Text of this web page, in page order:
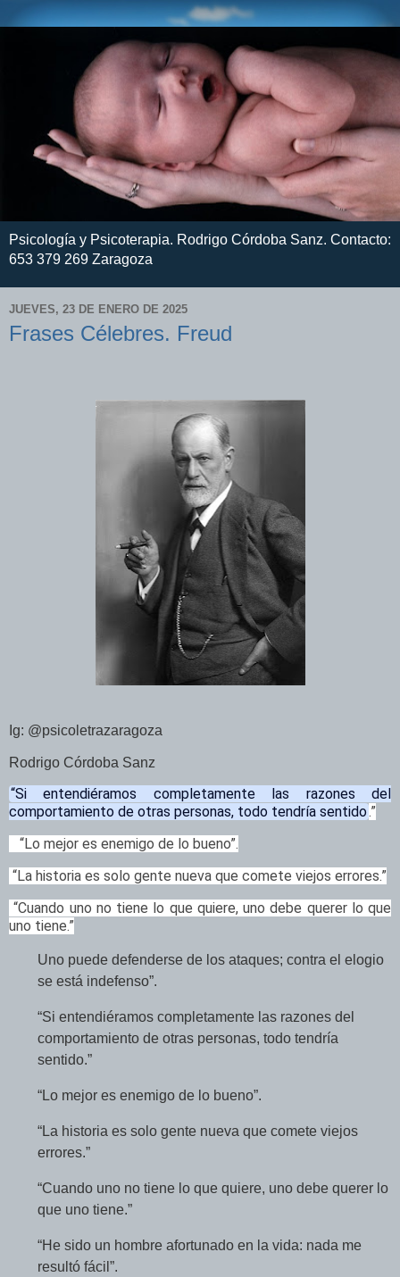
Psicología y Psicoterapia. Rodrigo Córdoba Sanz. Contacto:
653 379 269 Zaragoza
JUEVES, 23 DE ENERO DE 2025
Frases Célebres. Freud
Ig: @psicoletrazaragoza
Rodrigo Córdoba Sanz
“Si entendiéramos completamente las razones del
comportamiento de otras personas, todo tendría sentido.”
“Lo mejor es enemigo de lo bueno”.
“La historia es solo gente nueva que comete viejos errores.”
“Cuando uno no tiene lo que quiere, uno debe querer lo que
uno tiene.”
Uno puede defenderse de los ataques; contra el elogio
se está indefenso”.
“Si entendiéramos completamente las razones del
comportamiento de otras personas, todo tendría
sentido.”
“Lo mejor es enemigo de lo bueno”.
“La historia es solo gente nueva que comete viejos
errores.”
“Cuando uno no tiene lo que quiere, uno debe querer lo
que uno tiene.”
“He sido un hombre afortunado en la vida: nada me
resultó fácil”.